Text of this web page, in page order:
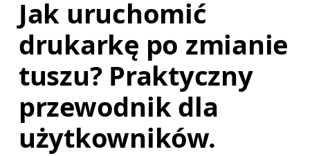
Jak uruchomić
drukarkę po zmianie
tuszu? Praktyczny
przewodnik dla
użytkowników.